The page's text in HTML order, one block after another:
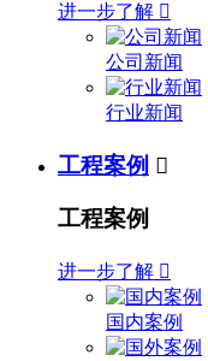
进一步了解 
公司新闻
行业新闻
工程案例 
工程案例
进一步了解 
国内案例